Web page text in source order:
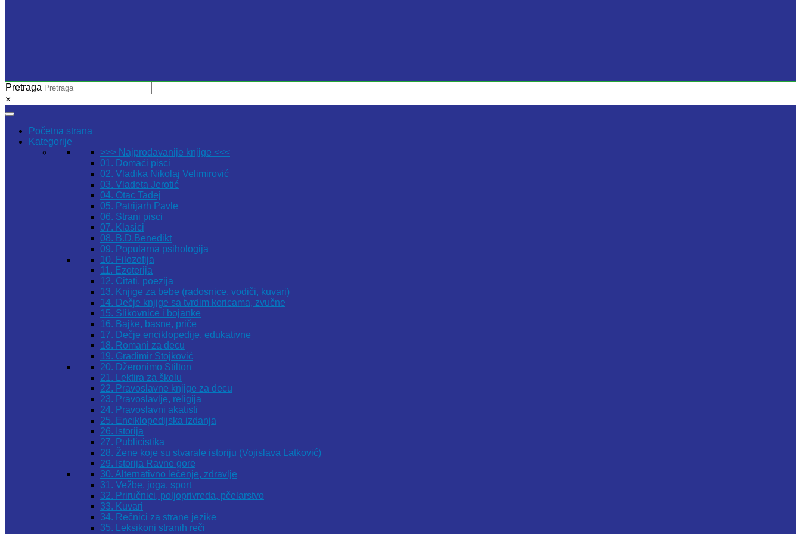
Pretraga
×
Početna strana
Kategorije
>>> Najprodavanije knjige <<<
01. Domaći pisci
02. Vladika Nikolaj Velimirović
03. Vladeta Jerotić
04. Otac Tadej
05. Patrijarh Pavle
06. Strani pisci
07. Klasici
08. B.D.Benedikt
09. Popularna psihologija
10. Filozofija
11. Ezoterija
12. Citati, poezija
13. Knjige za bebe (radosnice, vodiči, kuvari)
14. Dečje knjige sa tvrdim koricama, zvučne
15. Slikovnice i bojanke
16. Bajke, basne, priče
17. Dečje enciklopedije, edukativne
18. Romani za decu
19. Gradimir Stojković
20. Džeronimo Stilton
21. Lektira za školu
22. Pravoslavne knjige za decu
23. Pravoslavlje, religija
24. Pravoslavni akatisti
25. Enciklopedijska izdanja
26. Istorija
27. Publicistika
28. Žene koje su stvarale istoriju (Vojislava Latković)
29. Istorija Ravne gore
30. Alternativno lečenje, zdravlje
31. Vežbe, joga, sport
32. Priručnici, poljoprivreda, pčelarstvo
33. Kuvari
34. Rečnici za strane jezike
35. Leksikoni stranih reči